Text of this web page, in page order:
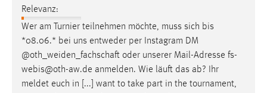
Relevanz:
Wer am Turnier teilnehmen möchte, muss sich bis
*08.06.* bei uns entweder per Instagram DM
@oth_weiden_fachschaft oder unserer Mail-Adresse fs-
webis@oth-aw.de anmelden. Wie läuft das ab? Ihr
meldet euch in [...] want to take part in the tournament,
Chat
Name:
MibewSessionID, MIBEW_UserID, mibew_locale, mibew-
chat-frame-style-5e9dbeb1811c0446